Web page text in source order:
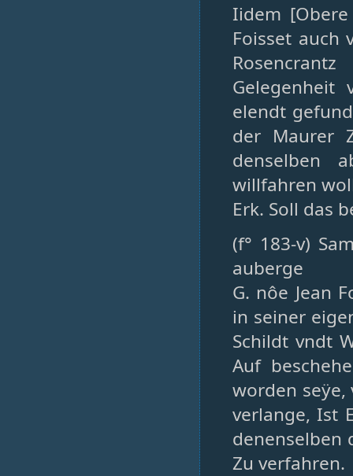
Iidem
Foisset auch
Gelegenheit
elendt
der Maurer
denselben
willfahren
Erk. Soll das
(f° 183-v)
auberge
G. nôe Jean
in seiner
Schildt vndt
Auf
worden
verlange, Ist
denenselben
Zu verfahren.